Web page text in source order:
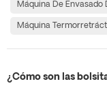
Máquina De Envasado
Máquina
¿Cómo son las